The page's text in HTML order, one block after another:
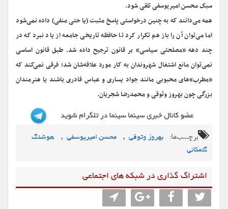
سبک محسن امیریوسفی تلقی شود.
همه می‌دانند که به چنین درخواستی پاسخ مثبت (یا حتی منفی) داده نمی‌شود
اما می‌توان آن را باز هم تکرار کرد تا حافظه تاریخی جامعه از یاد نبرد که در
چند دهه «مصلحتی سیاسی» بر قانون ترجیح داده شد. طبق قانون اساسی
نمی‌توان مانع اشتغال شهروندان به کار مورد علاقه‌شان شد؛ فرقی نمی‌کند که
«مطرب»های محبوبی مانند جواد یساری و عباس قادری باشند یا هنرمندان
بزرگی چون بهروز وثوقی و محمدرضا شجریان.
برچسب‌ها: بهروز وثوقی , محسن امیریوسفی ,
هوشنگ
گلمکانی
اشتراگ گذاری در شبکه های اجتماعی